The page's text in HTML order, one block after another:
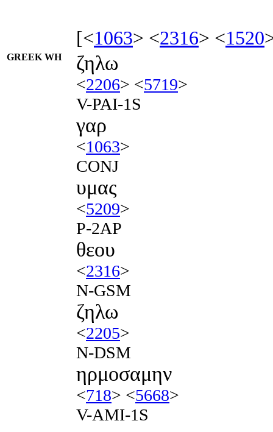
[<1063> <2316> <1520
GREEK WH ζηλω
<2206> <5719>
V-PAI-1S
γαρ
<1063>
CONJ
υμας
<5209>
P-2AP
θεου
<2316>
N-GSM
ζηλω
<2205>
N-DSM
ηρμοσαμην
<718> <5668>
V-AMI-1S